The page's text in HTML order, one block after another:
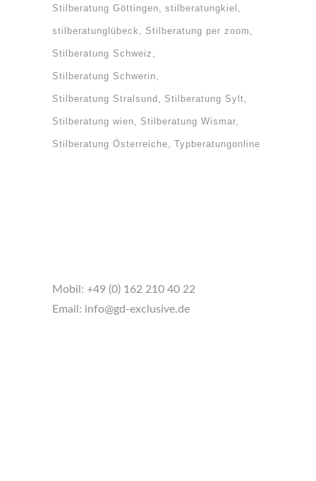
Stilberatung Göttingen stilberatungkiel
stilberatunglübeck Stilberatung per zoom
Stilberatung Schweiz
Stilberatung Schwerin
Stilberatung Stralsund Stilberatung Sylt
Stilberatung wien Stilberatung Wismar
Stilberatung Österreiche Typberatungonline
Mobil: +49 (0) 162 210 40 22
Email: info@gd-exclusive.de